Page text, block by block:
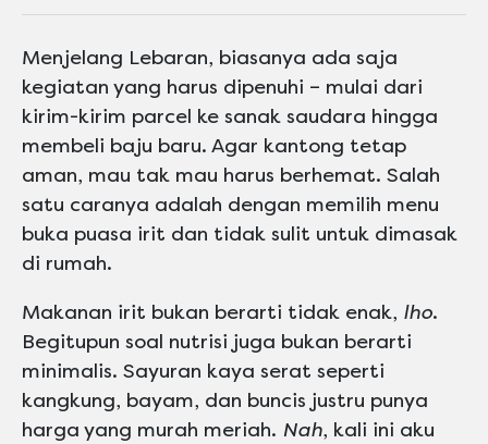
Menjelang Lebaran, biasanya ada saja
kegiatan yang harus dipenuhi – mulai dari
kirim-kirim parcel ke sanak saudara hingga
membeli baju baru. Agar kantong tetap
aman, mau tak mau harus berhemat. Salah
satu caranya adalah dengan memilih menu
buka puasa irit dan tidak sulit untuk dimasak
di rumah.
Makanan irit bukan berarti tidak enak, lho.
Begitupun soal nutrisi juga bukan berarti
minimalis. Sayuran kaya serat seperti
kangkung, bayam, dan buncis justru punya
harga yang murah meriah. Nah, kali ini aku